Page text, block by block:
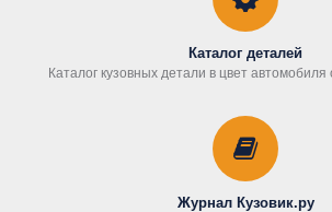
Каталог деталей
Каталог кузовных детали в цвет
Журнал Кузовик.ру